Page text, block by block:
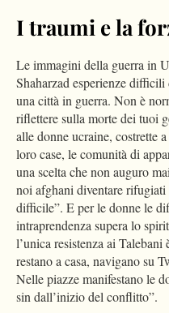
I traumi e la
Le immagini della guerra in
Shaharzad esperienze
una città in guerra. Non è
riflettere sulla morte dei tuoi
alle donne ucraine, costrette
loro case, le comunità di
una scelta che non auguro
noi afghani diventare rifugiati
difficile”. E per le donne le
intraprendenza supera lo
l’unica resistenza ai
restano a casa, navigano su
Nelle piazze manifestano le
sin dall’inizio del conflitto”.